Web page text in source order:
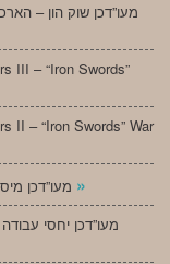
מעו”דכן שוק הון –
III – “Iron Swords”
II – “Iron Swords” War
»
מעו”דכן יחסי